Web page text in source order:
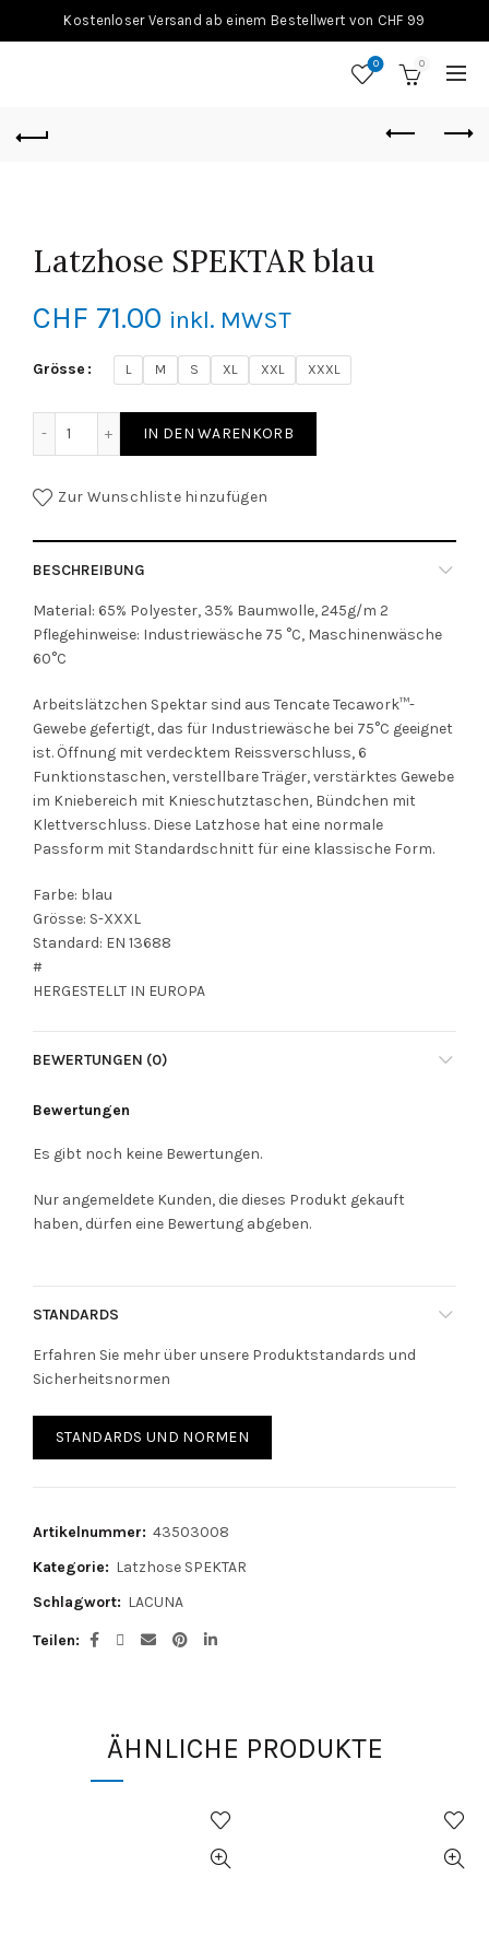
Kostenloser Versand ab einem Bestellwert von CHF 99
0 0
Latzhose SPEKTAR blau
CHF 71.00 inkl. MWST
Grösse L M S XL XXL XXXL
IN DEN WARENKORB
Zur Wunschliste hinzufügen
BESCHREIBUNG
Material: 65% Polyester, 35% Baumwolle, 245g/m 2
Pflegehinweise: Industriewäsche 75 °C, Maschinenwäsche
60°C
Arbeitslätzchen Spektar sind aus Tencate Tecawork™-
Gewebe gefertigt, das für Industriewäsche bei 75°C geeignet
ist. Öffnung mit verdecktem Reissverschluss, 6
Funktionstaschen, verstellbare Träger, verstärktes Gewebe
im Kniebereich mit Knieschutztaschen, Bündchen mit
Klettverschluss. Diese Latzhose hat eine normale
Passform mit Standardschnitt für eine klassische Form.
Farbe: blau
Grösse: S-XXXL
Standard: EN 13688
#
HERGESTELLT IN EUROPA
BEWERTUNGEN (0)
Bewertungen
Es gibt noch keine Bewertungen.
Nur angemeldete Kunden, die dieses Produkt gekauft
haben, dürfen eine Bewertung abgeben.
STANDARDS
Erfahren Sie mehr über unsere Produktstandards und
Sicherheitsnormen
STANDARDS UND NORMEN
Artikelnummer: 43503008
Kategorie: Latzhose SPEKTAR
Schlagwort: LACUNA
Teilen
ÄHNLICHE PRODUKTE